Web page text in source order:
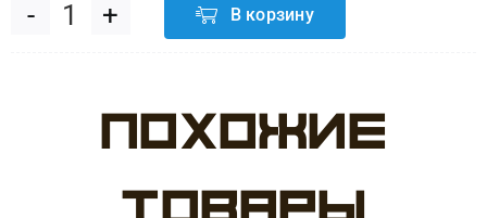
Количество
Шар
В корзину
Похожие